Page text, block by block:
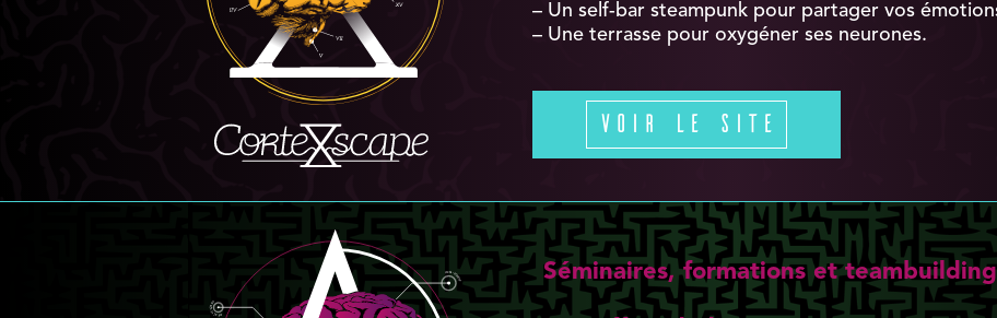
– Un self-bar steampunk pour partager vos
– Une terrasse pour oxygéner ses neurones.
Voir le site
Séminaires, formations et teambuilding